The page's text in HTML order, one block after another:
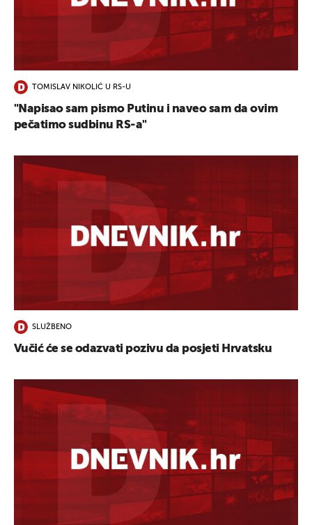
TOMISLAV NIKOLIĆ U RS-U
"Napisao sam pismo Putinu i naveo sam da ovim
pečatimo sudbinu RS-a"
SLUŽBENO
Vučić će se odazvati pozivu da posjeti Hrvatsku